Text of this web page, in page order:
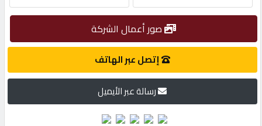
الاحصائيات
مميزة
صور أعمال الشركة
إتصل عبر الهاتف
رسالة عبر الأيميل